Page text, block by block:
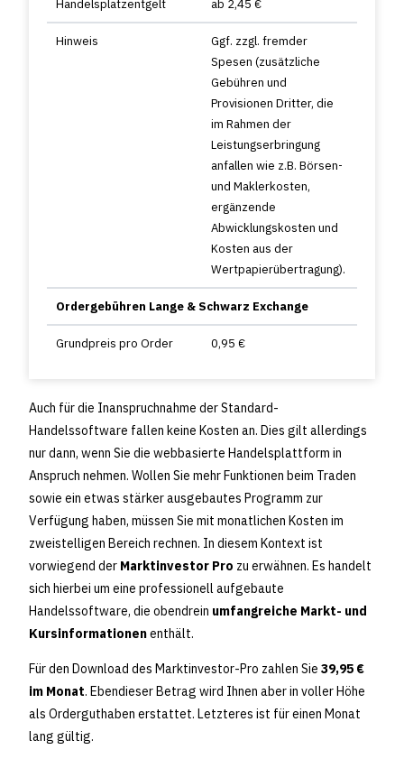
Handelsplatzentgelt ab 2,45 €
Hinweis
Ggf. zzgl. fremder
Spesen (zusätzliche
Gebühren und
Provisionen Dritter, die
im Rahmen der
Leistungserbringung
anfallen wie z.B. Börsen-
und Maklerkosten,
ergänzende
Abwicklungskosten und
Kosten aus der
Wertpapierübertragung).
Ordergebühren Lange & Schwarz Exchange
Grundpreis pro Order 0,95 €
Auch für die Inanspruchnahme der Standard-
Handelssoftware fallen keine Kosten an. Dies gilt allerdings
nur dann, wenn Sie die webbasierte Handelsplattform in
Anspruch nehmen. Wollen Sie mehr Funktionen beim Traden
sowie ein etwas stärker ausgebautes Programm zur
Verfügung haben, müssen Sie mit monatlichen Kosten im
zweistelligen Bereich rechnen. In diesem Kontext ist
vorwiegend der Marktinvestor Pro zu erwähnen. Es handelt
sich hierbei um eine professionell aufgebaute
Handelssoftware, die obendrein umfangreiche Markt- und
Kursinformationenenthält.
Für den Download des Marktinvestor-Pro zahlen Sie 39,95 €
im Monat. Ebendieser Betrag wird Ihnen aber in voller Höhe
als Orderguthaben erstattet. Letzteres ist für einen Monat
lang gültig.